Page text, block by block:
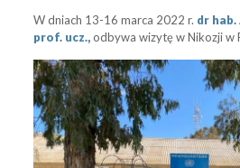
W dniach 13-16 marca 2022 r. dr
prof. ucz.,odbywa wizytę w Nikozji w